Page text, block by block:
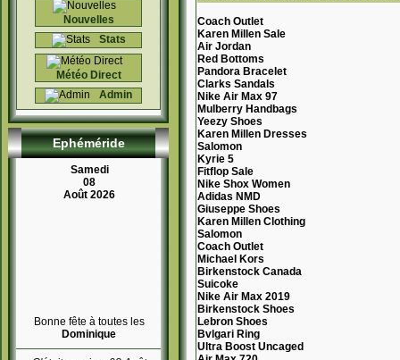
Nouvelles
Stats
Météo Direct
Admin
Ephéméride
Samedi
08
Août 2026
Bonne fête à toutes les
Dominique
Coach Outlet
Karen Millen Sale
Air Jordan
Red Bottoms
Pandora Bracelet
Clarks Sandals
Nike Air Max 97
Mulberry Handbags
Yeezy Shoes
Karen Millen Dresses
Salomon
Kyrie 5
Fitflop Sale
Nike Shox Women
Adidas NMD
Giuseppe Shoes
Karen Millen Clothing
Salomon
Coach Outlet
Michael Kors
Birkenstock Canada
Suicoke
Nike Air Max 2019
Birkenstock Shoes
Lebron Shoes
Bvlgari Ring
Ultra Boost Uncaged